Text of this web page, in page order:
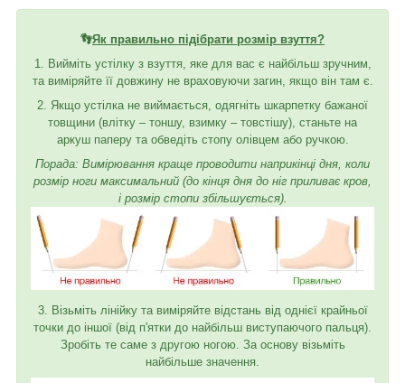
👣Як правильно підібрати розмір взуття?
1. Вийміть устілку з взуття, яке для вас є найбільш зручним,
та виміряйте її довжину не враховуючи загин, якщо він там є.
2. Якщо устілка не виймається, одягніть шкарпетку бажаної
товщини (влітку – тоншу, взимку – товстішу), станьте на
аркуш паперу та обведіть стопу олівцем або ручкою.
Порада: Вимірювання краще проводити наприкінці дня, коли
розмір ноги максимальний (до кінця дня до ніг приливає кров,
і розмір стопи збільшується).
3. Візьміть лінійку та виміряйте відстань від однієї крайньої
точки до іншої (від п'ятки до найбільш виступаючого пальця).
Зробіть те саме з другою ногою. За основу візьміть
найбільше значення.